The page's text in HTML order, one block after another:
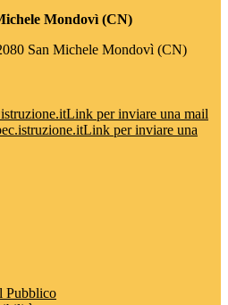
Mondovì (CN)
San Michele Mondovì (CN)
Link per inviare una mail
Link per inviare una
Pubblico